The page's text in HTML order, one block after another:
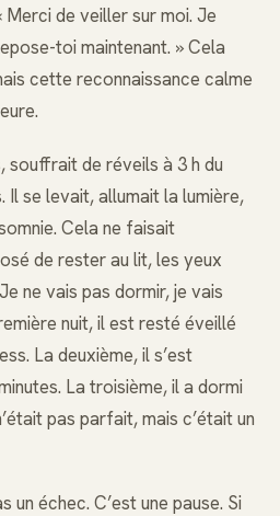
Merci de veiller sur moi. Je
toi maintenant. » Cela
cette reconnaissance calme
souffrait de réveils à 3 h du
Il se levait, allumait la lumière,
Cela ne faisait
de rester au lit, les yeux
ne vais pas dormir, je vais
nuit, il est resté éveillé
La deuxième, il s’est
La troisième, il a dormi
pas parfait, mais c’était un
un échec. C’est une pause. Si